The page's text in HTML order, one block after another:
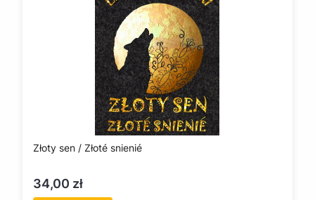
Złoty sen / Złoté snienié
Cena
34,00 zł